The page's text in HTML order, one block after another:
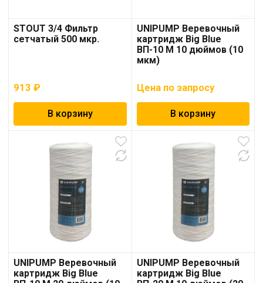
STOUT 3/4 Фильтр
сетчатый 500 мкр.
913 ₽
В корзину
UNIPUMP Веревочный
картридж Big Blue
ВП-10 М 10 дюймов (10
мкм)
Цена по запросу
В корзину
UNIPUMP Веревочный
картридж Big Blue
UNIPUMP Веревочный
картридж Big Blue